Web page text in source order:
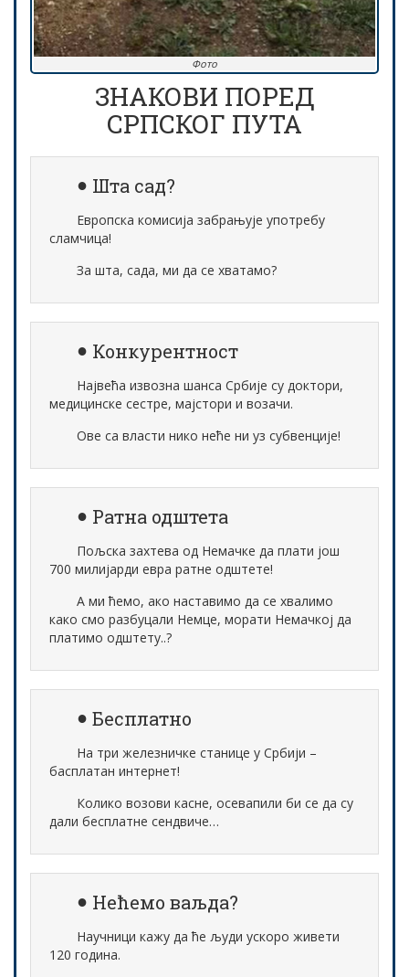
Фото
ЗНАКОВИ ПОРЕД
СРПСКОГ ПУТА
Шта сад?
Европска комисија забрањује употребу
сламчица!
За шта, сада, ми да се хватамо?
Конкурентност
Највећа извозна шанса Србије су доктори,
медицинске сестре, мајстори и возачи.
Ове са власти нико неће ни уз субвенције!
Ратна одштета
Пољска захтева од Немачке да плати још
700 милијарди евра ратне одштете!
А ми ћемо, ако наставимо да се хвалимо
како смо разбуцали Немце, морати Немачкој да
платимо одштету..?
Бесплатно
На три железничке станице у Србији –
басплатан интернет!
Колико возови касне, осевапили би се да су
дали бесплатне сендвиче…
Нећемо ваљда?
Научници кажу да ће људи ускоро живети
120 година.